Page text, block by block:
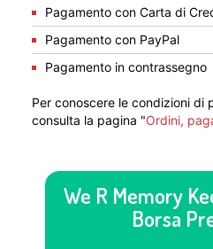
Pagamento con Carta di
Pagamento con PayPal
Pagamento in contrassegno
Per conoscere le condizioni di
consulta la pagina "Ordini,
We R Memory
Borsa